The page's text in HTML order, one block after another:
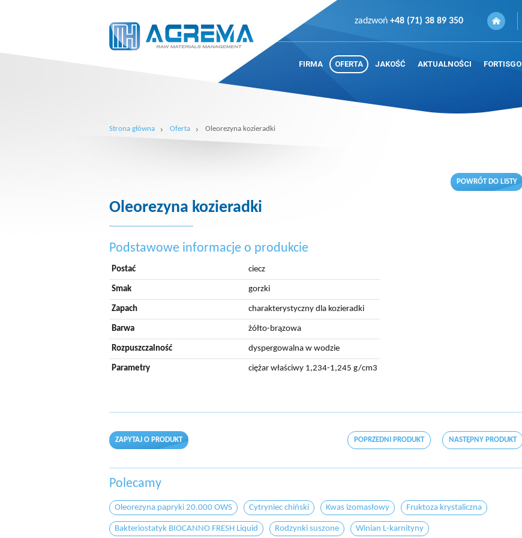
zadzwoń +48 (71) 38 89 350
FIRMA OFERTA JAKOŚĆ AKTUALNOŚCI FORTISGO
Strona główna Oferta Oleorezyna kozieradki
POWRÓT DO LISTY
Oleorezyna kozieradki
Podstawowe informacje o produkcie
Postać ciecz
Smak gorzki
Zapach charakterystyczny dla kozieradki
Barwa żółto-brązowa
Rozpuszczalność dyspergowalna w wodzie
Parametry ciężar właściwy 1,234-1,245 g/cm3
ZAPYTAJ O PRODUKT POPRZEDNI PRODUKT NASTĘPNY PRODUKT
Polecamy
Oleorezyna papryki 20.000 OWS Cytryniec chiński Kwas izomasłowy Fruktoza krystaliczna
Bakteriostatyk BIOCANNO FRESH Liquid Rodzynki suszone Winian L-karnityny